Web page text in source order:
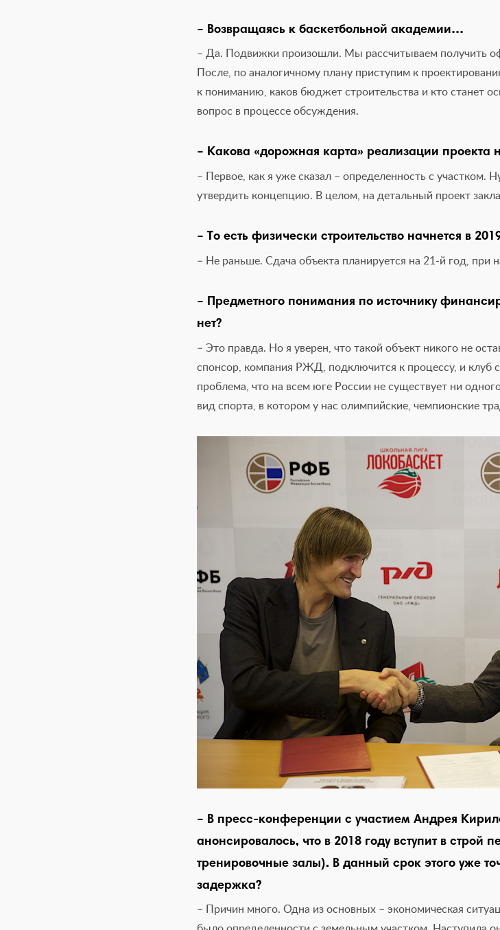
– Возвращаясь к баскетбольной академии…
– Да. Подвижки произошли. Мы рассчитываем получить
После, по аналогичному плану приступим к
к пониманию, каков бюджет строительства и кто станет
вопрос в процессе обсуждения.
– Какова «дорожная карта» реализации проекта
– Первое, как я уже сказал – определенность с участком.
утвердить концепцию. В целом, на детальный проект
– То есть физически строительство начнется в
– Не раньше. Сдача объекта планируется на 21-й год, при
– Предметного понимания по источнику
нет?
– Это правда. Но я уверен, что такой объект никого не
спонсор, компания РЖД, подключится к процессу, и клуб
проблема, что на всем юге России не существует ни
вид спорта, в котором у нас олимпийские, чемпионские
– В пресс-конференции с участием Андрея
анонсировалось, что в 2018 году вступит в строй
тренировочные залы). В данный срок этого уже
задержка?
– Причин много. Одна из основных – экономическая